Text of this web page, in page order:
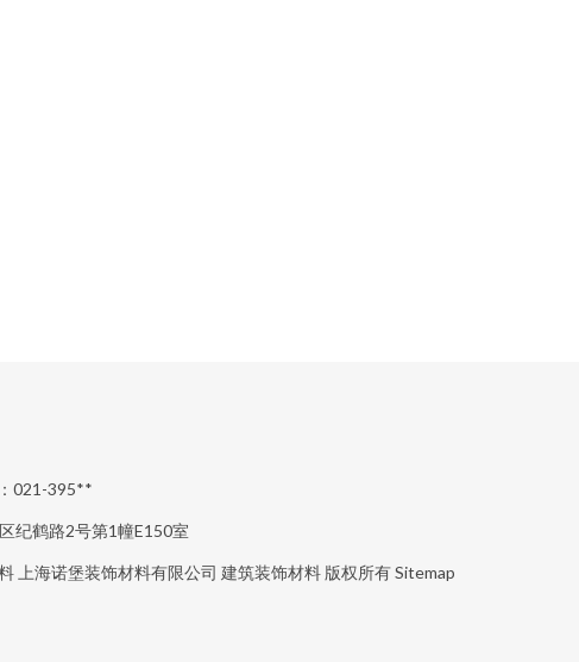
021-395**
纪鹤路2号第1幢E150室
上海诺堡装饰材料有限公司 建筑装饰材料版权所有Sitemap